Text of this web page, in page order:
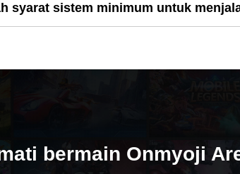
syarat sistem minimum untuk
bermain Onmyoji